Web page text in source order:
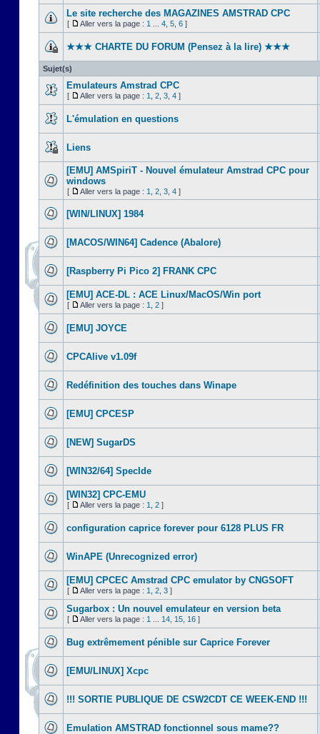
Le site recherche des MAGAZINES AMSTRAD CPC
[ Aller vers la page : 1 4 5 6 ]
★★★ CHARTE DU FORUM (Pensez à la lire) ★★★
Sujet(s)
Emulateurs Amstrad CPC
[ Aller vers la page : 1 2 3 4 ]
L'émulation en questions
Liens
[EMU] AMSpiriT - Nouvel émulateur Amstrad CPC pour
windows
[ Aller vers la page : 1 2 3 4 ]
[WIN/LINUX] 1984
[MACOS/WIN64] Cadence (Abalore)
[Raspberry Pi Pico 2] FRANK CPC
[EMU] ACE-DL : ACE Linux/MacOS/Win port
[ Aller vers la page : 1 2 ]
[EMU] JOYCE
CPCAlive v1.09f
Redéfinition des touches dans Winape
[EMU] CPCESP
[NEW] SugarDS
[WIN32/64] SpecIde
[WIN32] CPC-EMU
[ Aller vers la page : 1 2 ]
configuration caprice forever pour 6128 PLUS FR
WinAPE (Unrecognized error)
[EMU] CPCEC Amstrad CPC emulator by CNGSOFT
[ Aller vers la page : 1 2 3 ]
Sugarbox : Un nouvel emulateur en version beta
[ Aller vers la page : 1 14 15 16 ]
Bug extrêmement pénible sur Caprice Forever
[EMU/LINUX] Xcpc
!!! SORTIE PUBLIQUE DE CSW2CDT CE WEEK-END !!!
Emulation AMSTRAD fonctionnel sous mame??